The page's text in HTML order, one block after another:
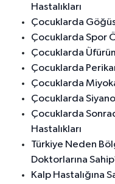
Hastalıkları
Çocuklarda Göğüs
Çocuklarda Spor
Çocuklarda
Çocuklarda
Çocuklarda
Çocuklarda
Çocuklarda
Hastalıkları
Türkiye Neden
Doktorlarına
Kalp Hastalığına